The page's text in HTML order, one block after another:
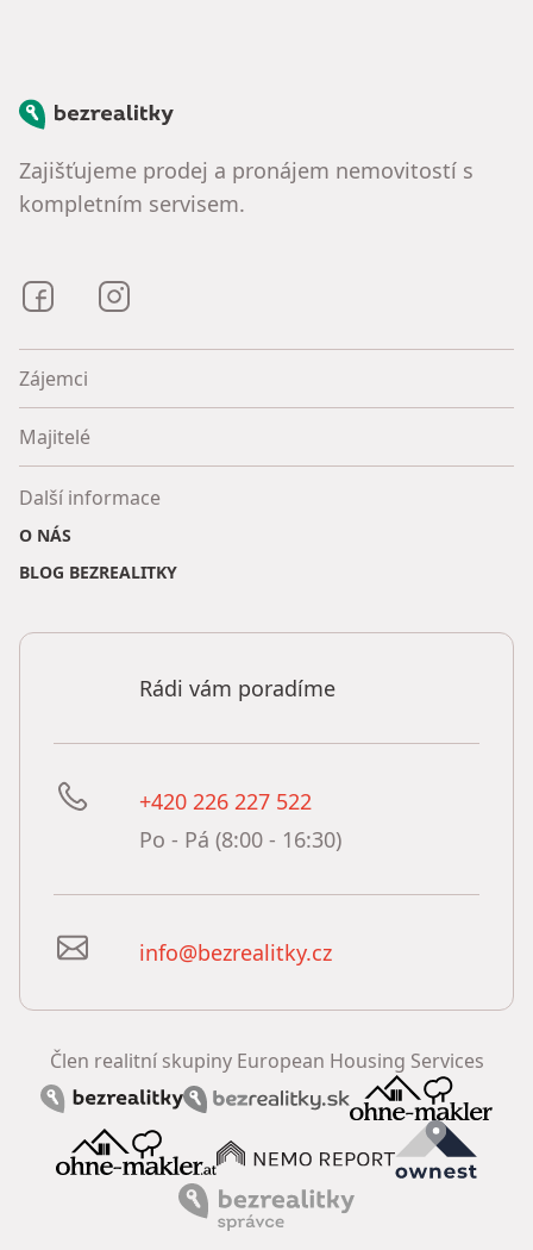
Bezrealitky
Zajišťujeme prodej a pronájem nemovitostí s
kompletním servisem.
Bezrealitky na Facebooku
Zájemci
Majitelé
Další informace
O NÁS
BLOG BEZREALITKY
Rádi vám poradíme
+420 226 227 522
Po - Pá (8:00 - 16:30)
info@bezrealitky.cz
Člen realitní skupiny European Housing Services